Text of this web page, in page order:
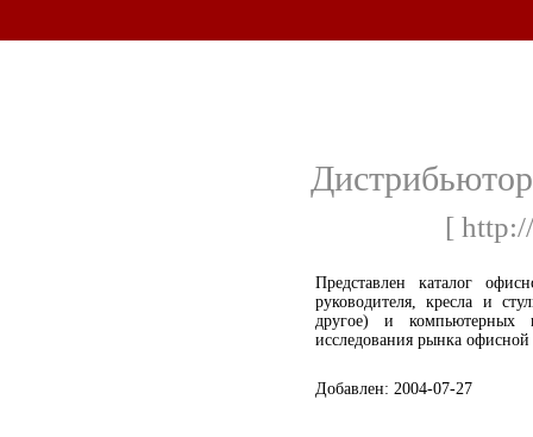
[
Представлен каталог
руководителя, кресла и
другое) и компьютерных
исследования рынка
Добавлен: 2004-07-27